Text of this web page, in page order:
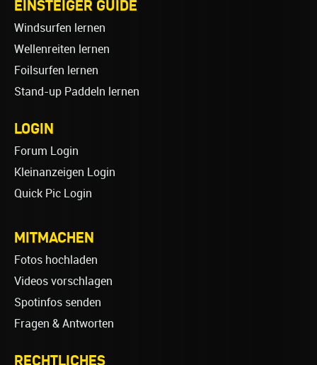
EINSTEIGER GUIDE
Windsurfen lernen
Wellenreiten lernen
Foilsurfen lernen
Stand-up Paddeln lernen
LOGIN
Forum Login
Kleinanzeigen Login
Quick Pic Login
MITMACHEN
Fotos hochladen
Videos vorschlagen
Spotinfos senden
Fragen & Antworten
RECHTLICHES